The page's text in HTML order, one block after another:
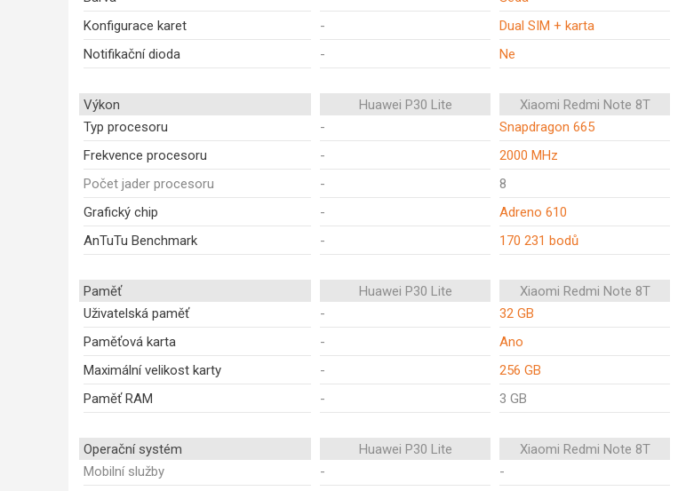
Konfigurace karet
- Dual SIM + karta
Notifikační dioda
- Ne
Výkon Huawei P30 Lite Xiaomi Redmi Note 8T
Typ procesoru
- Snapdragon 665
Frekvence procesoru
- 2000 MHz
Počet jader procesoru
- 8
Grafický chip
- Adreno 610
AnTuTu Benchmark
- 170 231 bodů
Paměť Huawei P30 Lite Xiaomi Redmi Note 8T
Uživatelská paměť
- 32 GB
Paměťová karta
- Ano
Maximální velikost karty
- 256 GB
Paměť RAM
- 3 GB
Operační systém Huawei P30 Lite Xiaomi Redmi Note 8T
Mobilní služby
- -